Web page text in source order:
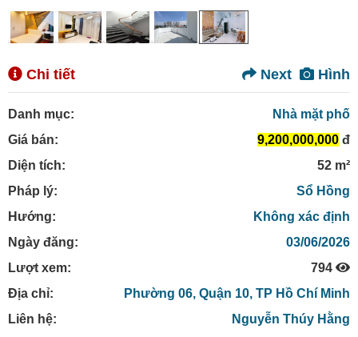
Chi tiết Hình
Next
Danh mục:
Nhà mặt phố
Giá bán:
9,200,000,000 đ
Diện tích:
52 m²
Pháp lý:
Sổ Hồng
Hướng:
Không xác định
Ngày đăng:
03/06/2026
Lượt xem:
794
Địa chỉ:
Phường 06, Quận 10, TP Hồ Chí Minh
Liên hệ:
Nguyễn Thúy Hằng